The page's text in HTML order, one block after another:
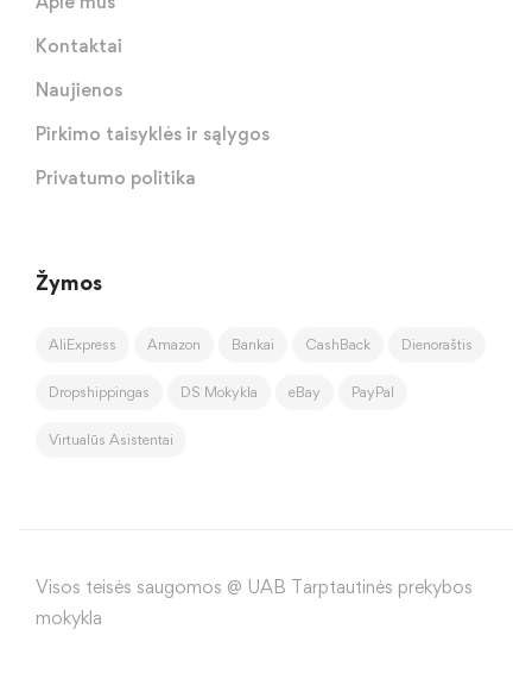
Kontaktai
Naujienos
Pirkimo taisyklės ir sąlygos
Privatumo politika
Žymos
AliExpress Amazon Bankai CashBack Dienoraštis
Dropshippingas DS Mokykla eBay PayPal
Virtualūs Asistentai
Visos teisės saugomos @ UAB Tarptautinės prekybos
mokykla